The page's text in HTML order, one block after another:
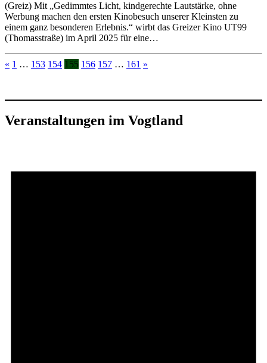
(Greiz) Mit „Gedimmtes Licht, kindgerechte Lautstärke, ohne
Werbung machen den ersten Kinobesuch unserer Kleinsten zu
einem ganz besonderen Erlebnis.“ wirbt das Greizer Kino UT99
(Thomasstraße) im April 2025 für eine…
« 1 … 153 154 155 156 157 … 161 »
Veranstaltungen im Vogtland